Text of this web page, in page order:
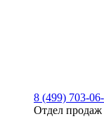
8 (499) 703-
Отдел продаж